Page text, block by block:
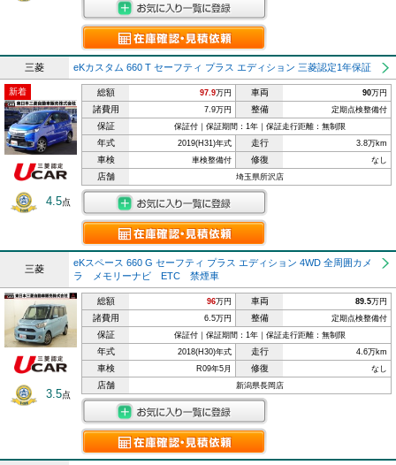
三菱 eKカスタム 660 T セーフティ プラス エディション 三菱認定1年保証
新着
4.5点
総額 97.9万円 車両 90万円
諸費用 7.9万円 整備 定期点検整備付
保証 保証付｜保証期間：1年｜保証走行距離：無制限
年式 2019(H31)年式 走行 3.8万km
車検 車検整備付 修復 なし
店舗 埼玉県所沢店
三菱
eKスペース 660 G セーフティ プラス エディション 4WD 全周囲カメ
ラ メモリーナビ ETC 禁煙車
3.5点
総額 96万円 車両 89.5万円
諸費用 6.5万円 整備 定期点検整備付
保証 保証付｜保証期間：1年｜保証走行距離：無制限
年式 2018(H30)年式 走行 4.6万km
車検 R09年5月 修復 なし
店舗 新潟県長岡店